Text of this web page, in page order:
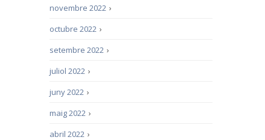
›
novembre 2022
›
octubre 2022
›
setembre 2022
›
juliol 2022
›
juny 2022
›
maig 2022
›
abril 2022